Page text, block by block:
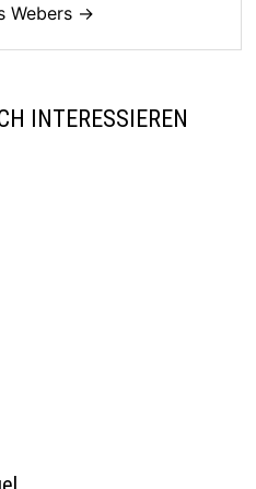
Webers →
INTERESSIEREN